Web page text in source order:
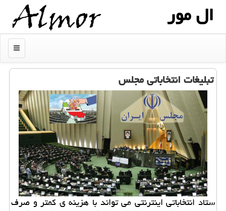
ال مور
منو
تبلیغات انتخاباتی مجلس
ستاد انتخاباتی اینترنتی می تواند با هزینه ی كمتر و صرف